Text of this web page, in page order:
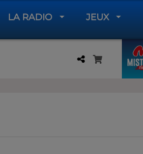
LA RADIO JEUX